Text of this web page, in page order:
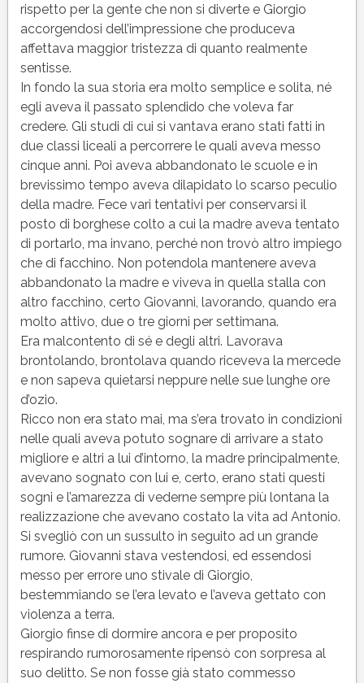
rispetto per la gente che non si diverte e Giorgio
accorgendosi dell’impressione che produceva
affettava maggior tristezza di quanto realmente
sentisse.
In fondo la sua storia era molto semplice e solita, né
egli aveva il passato splendido che voleva far
credere. Gli studi di cui si vantava erano stati fatti in
due classi liceali a percorrere le quali aveva messo
cinque anni. Poi aveva abbandonato le scuole e in
brevissimo tempo aveva dilapidato lo scarso peculio
della madre. Fece vari tentativi per conservarsi il
posto di borghese colto a cui la madre aveva tentato
di portarlo, ma invano, perché non trovò altro impiego
che di facchino. Non potendola mantenere aveva
abbandonato la madre e viveva in quella stalla con
altro facchino, certo Giovanni, lavorando, quando era
molto attivo, due o tre giorni per settimana.
Era malcontento di sé e degli altri. Lavorava
brontolando, brontolava quando riceveva la mercede
e non sapeva quietarsi neppure nelle sue lunghe ore
d’ozio.
Ricco non era stato mai, ma s’era trovato in condizioni
nelle quali aveva potuto sognare di arrivare a stato
migliore e altri a lui d’intorno, la madre principalmente,
avevano sognato con lui e, certo, erano stati questi
sogni e l’amarezza di vederne sempre più lontana la
realizzazione che avevano costato la vita ad Antonio.
Si svegliò con un sussulto in seguito ad un grande
rumore. Giovanni stava vestendosi, ed essendosi
messo per errore uno stivale di Giorgio,
bestemmiando se l’era levato e l’aveva gettato con
violenza a terra.
Giorgio finse di dormire ancora e per proposito
respirando rumorosamente ripensò con sorpresa al
suo delitto. Se non fosse già stato commesso